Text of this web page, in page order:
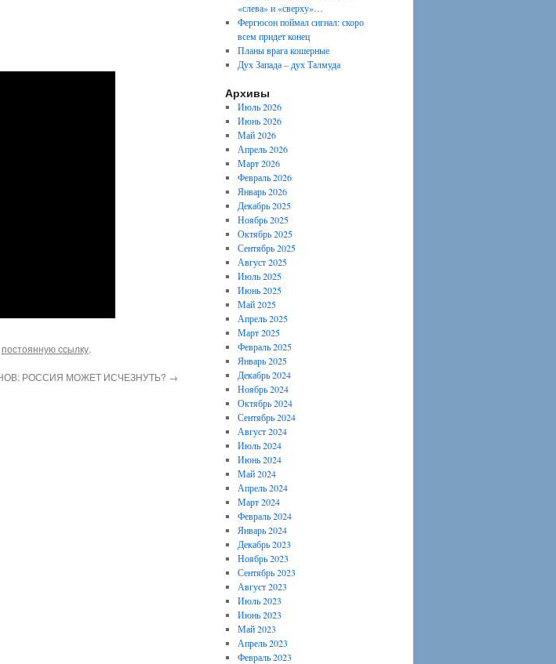
постоянную ссылку.
РОССИЯ МОЖЕТ ИСЧЕЗНУТЬ? →
«слева» и «сверху»…
Фергюсон поймал сигнал: скоро
всем придет конец
Планы врага кошерные
Дух Запада – дух Талмуда
Архивы
Июль 2026
Июнь 2026
Май 2026
Апрель 2026
Март 2026
Февраль 2026
Январь 2026
Декабрь 2025
Ноябрь 2025
Октябрь 2025
Сентябрь 2025
Август 2025
Июль 2025
Июнь 2025
Май 2025
Апрель 2025
Март 2025
Февраль 2025
Январь 2025
Декабрь 2024
Ноябрь 2024
Октябрь 2024
Сентябрь 2024
Август 2024
Июль 2024
Июнь 2024
Май 2024
Апрель 2024
Март 2024
Февраль 2024
Январь 2024
Декабрь 2023
Ноябрь 2023
Сентябрь 2023
Август 2023
Июль 2023
Июнь 2023
Май 2023
Апрель 2023
Февраль 2023